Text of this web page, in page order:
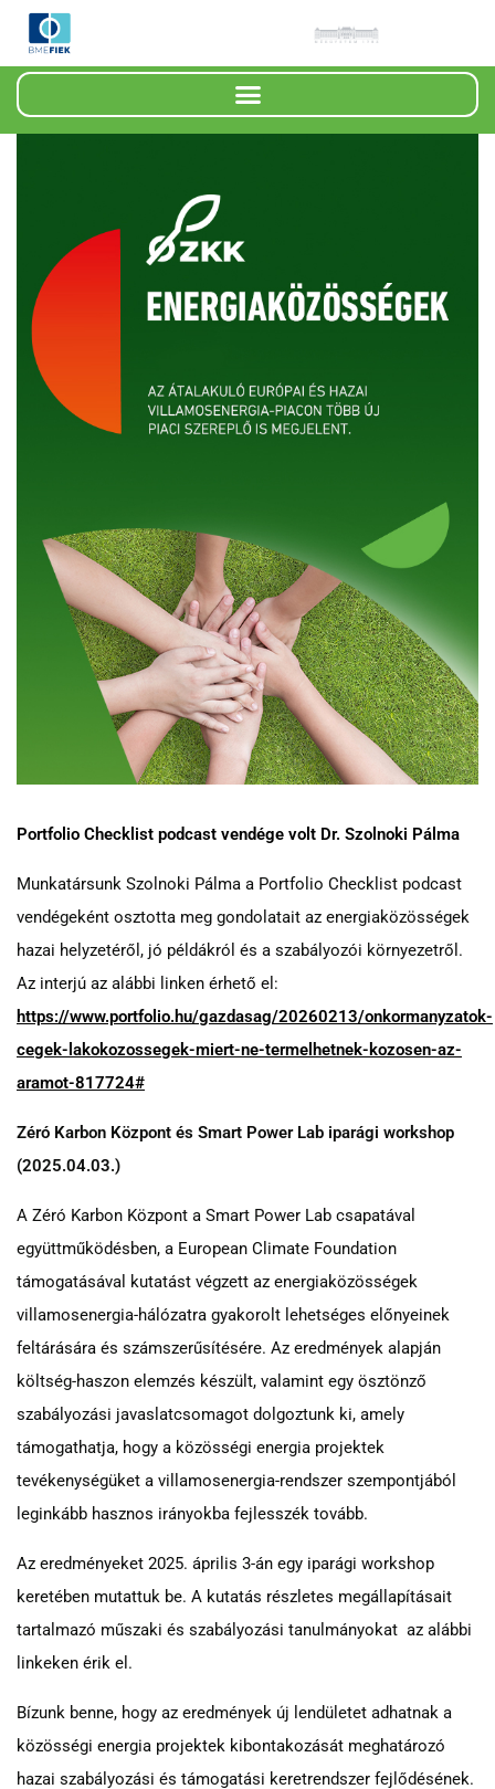
Portfolio Checklist podcast vendége volt Dr. Szolnoki Pálma
Munkatársunk Szolnoki Pálma a Portfolio Checklist podcast
vendégeként osztotta meg gondolatait az energiaközösségek
hazai helyzetéről, jó példákról és a szabályozói környezetről.
Az interjú az alábbi linken érhető el:
https://www.portfolio.hu/gazdasag/20260213/onkormanyzatok-
cegek-lakokozossegek-miert-ne-termelhetnek-kozosen-az-
aramot-817724#
Zéró Karbon Központ és Smart Power Lab iparági workshop
(2025.04.03.)
A Zéró Karbon Központ a Smart Power Lab csapatával
együttműködésben, a European Climate Foundation
támogatásával kutatást végzett az energiaközösségek
villamosenergia-hálózatra gyakorolt lehetséges előnyeinek
feltárására és számszerűsítésére. Az eredmények alapján
költség-haszon elemzés készült, valamint egy ösztönző
szabályozási javaslatcsomagot dolgoztunk ki, amely
támogathatja, hogy a közösségi energia projektek
tevékenységüket a villamosenergia-rendszer szempontjából
leginkább hasznos irányokba fejlesszék tovább.
Az eredményeket 2025. április 3-án egy iparági workshop
keretében mutattuk be. A kutatás részletes megállapításait
tartalmazó műszaki és szabályozási tanulmányokat az alábbi
linkeken érik el.
Bízunk benne, hogy az eredmények új lendületet adhatnak a
közösségi energia projektek kibontakozását meghatározó
hazai szabályozási és támogatási keretrendszer fejlődésének.